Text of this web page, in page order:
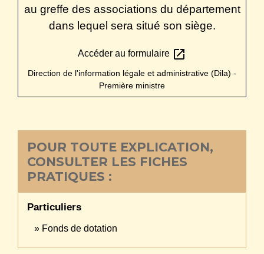
au greffe des associations du département
dans lequel sera situé son siège.
Accéder au formulaire open_in_new
Direction de l'information légale et administrative (Dila) -
Première ministre
POUR TOUTE EXPLICATION,
CONSULTER LES FICHES
PRATIQUES :
Particuliers
Fonds de dotation